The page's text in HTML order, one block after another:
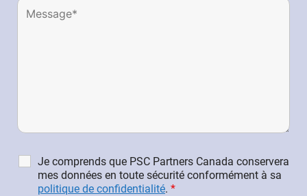
Je comprends que PSC Partners Canada conservera
mes données en toute sécurité conformément à sa
politique de confidentialité. *